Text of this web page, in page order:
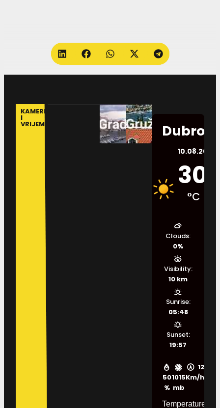
KAMERE
I
VRIJEME
10.08.2026.
30
°C
50
%
1015
mb
12
Km/h
Clouds:
0%
Visibility:
10 km
Sunrise:
05:48
Sunset:
19:57